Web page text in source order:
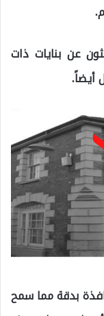
عن بنايات ذات
أيضاً.
بدقة مما سمح